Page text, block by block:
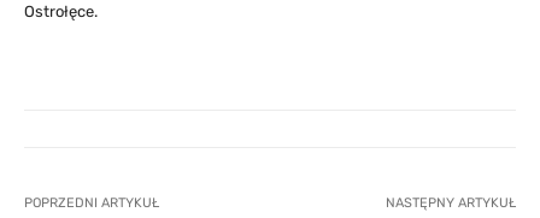
Ostrołęce.
POPRZEDNI ARTYKUŁ NASTĘPNY ARTYKUŁ